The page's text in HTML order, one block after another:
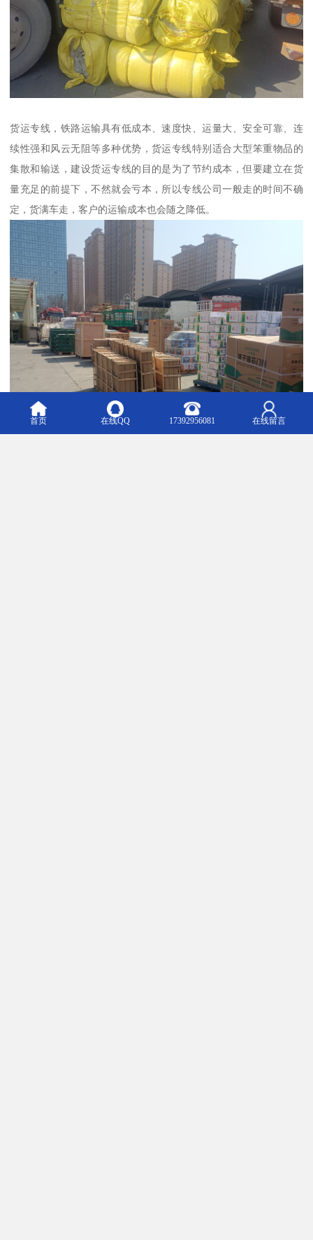
货运专线，铁路运输具有低成本、速度快、运量大、安全可靠、连
续性强和风云无阻等多种优势，货运专线特别适合大型笨重物品的
集散和输送，建设货运专线的目的是为了节约成本，但要建立在货
量充足的前提下，不然就会亏本，所以专线公司一般走的时间不确
定，货满车走，客户的运输成本也会随之降低。
首页 在线QQ 17392956081 在线留言